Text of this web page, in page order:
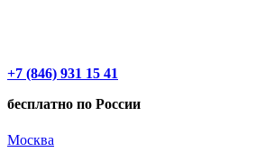
+7 (846) 931 15 41
бесплатно по России
Москва